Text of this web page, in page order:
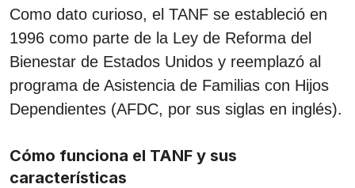
Como dato curioso, el TANF se estableció en
1996 como parte de la Ley de Reforma del
Bienestar de Estados Unidos y reemplazó al
programa de Asistencia de Familias con Hijos
Dependientes (AFDC, por sus siglas en inglés).
Cómo funciona el TANF y sus
características